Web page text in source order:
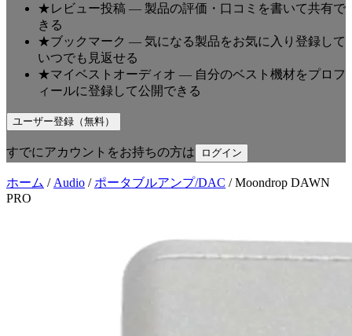
★レビュー投稿 — 製品の評価・口コミを書いて共有で
きる
★ブックマーク — 気になる製品をお気に入り登録して
いつでも見返せる
★マイベストオーディオ — 自分のベスト機材をプロフ
ィールに登録して公開できる
ユーザー登録（無料）
すでにアカウントをお持ちの方は ログイン
ホーム / Audio / ポータブルアンプ/DAC /Moondrop DAWN
PRO